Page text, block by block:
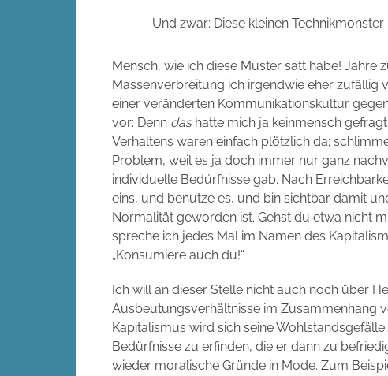
Und zwar: Diese kleinen
Mensch, wie ich diese Muster satt habe! Jahre
Massenverbreitung ich irgendwie eher zufällig
einer veränderten Kommunikationskultur
vor: Denn dashatte mich ja keinmensch
Verhaltens waren einfach plötzlich da;
Problem, weil es ja doch immer nur ganz
individuelle Bedürfnisse gab. Nach
eins, und benutze es, und bin sichtbar damit
Normalität geworden ist. Gehst du etwa nicht
spreche ich jedes Mal im Namen des
„Konsumiere auch du!“.
Ich will an dieser Stelle nicht auch noch über
Ausbeutungsverhältnisse im Zusammenhang
Kapitalismus wird sich seine
Bedürfnisse zu erfinden, die er dann zu
wieder moralische Gründe in Mode. Zum